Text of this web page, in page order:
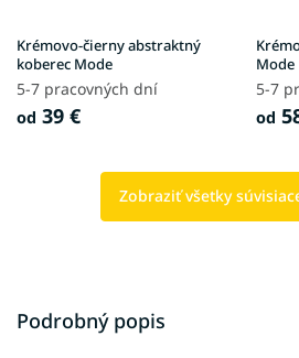
Krémovo-čierny abstraktný
koberec Mode
5-7 pracovných dní
od 39 €
Mode
5-7
od
Zobraziť všetky
Podrobný popis